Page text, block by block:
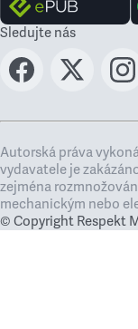
Sledujte nás
Autorská práva
vydavatele je
zejména
mechanickým nebo
© Copyright Respekt